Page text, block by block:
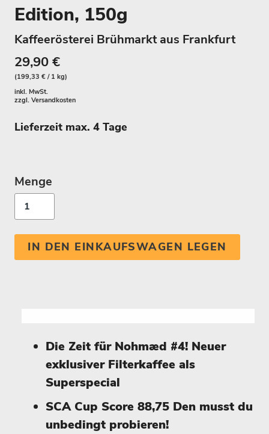
Edition, 150g
Kaffeerösterei Brühmarkt aus Frankfurt
29,90 €
(199,33 € / 1 kg)
inkl. MwSt.
zzgl. Versandkosten
Lieferzeit max. 4 Tage
Menge
IN DEN EINKAUFSWAGEN LEGEN
Die Zeit für Nohmæd #4! Neuer
exklusiver Filterkaffee als
Superspecial
SCA Cup Score 88,75 Den musst du
unbedingt probieren!